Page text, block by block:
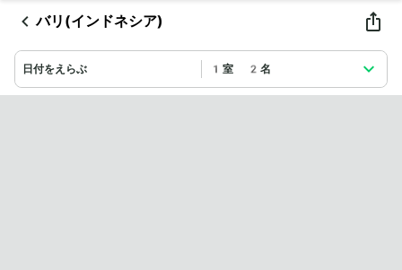
バリ(インドネシア)
日付をえらぶ 1室 2名